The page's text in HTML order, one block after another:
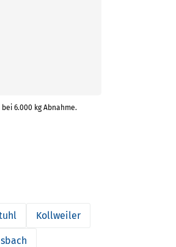
6.000 kg Abnahme.
Kollweiler